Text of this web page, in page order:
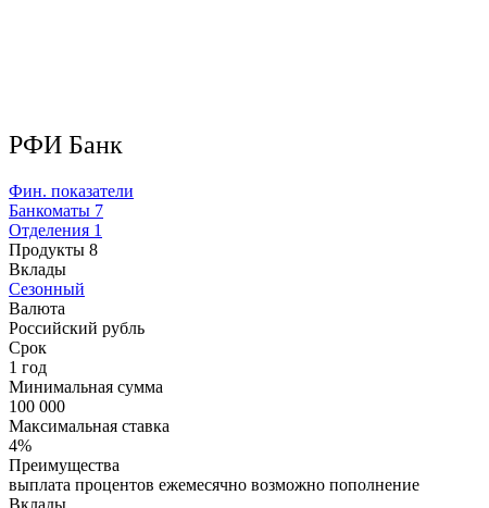
РФИ Банк
Фин. показатели
Банкоматы 7
Отделения 1
Продукты 8
Вклады
Сезонный
Валюта
Российский рубль
Срок
1 год
Минимальная сумма
100 000
Максимальная ставка
4%
Преимущества
выплата процентов ежемесячно возможно пополнение
Вклады